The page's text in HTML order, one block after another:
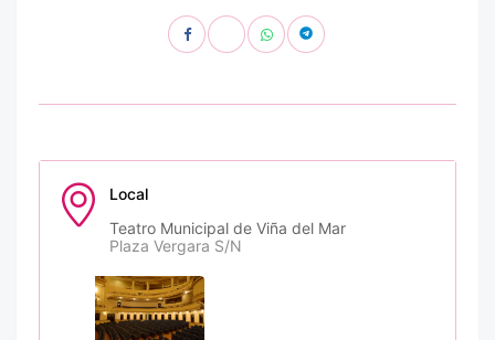
Local
Teatro Municipal de Viña del Mar
Plaza Vergara S/N